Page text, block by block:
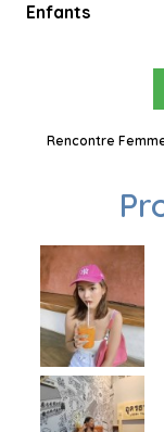
Enfants
Rencontre